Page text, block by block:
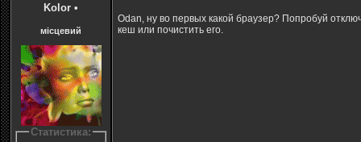
Kolor •
місцевий
Статистика:
Odan, ну во первых какой браузер? Попробуй
кеш или почистить его.